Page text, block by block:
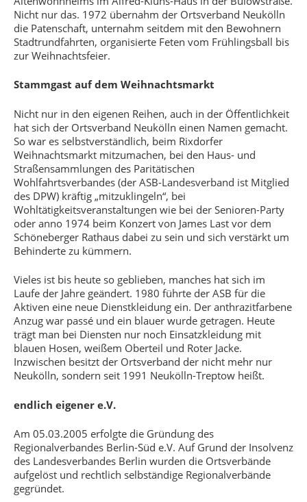
Nicht nur das. 1972 übernahm der Ortsverband Neukölln
die Patenschaft, unternahm seitdem mit den Bewohnern
Stadtrundfahrten, organisierte Feten vom Frühlingsball bis
zur Weihnachtsfeier.
Stammgast auf dem Weihnachtsmarkt
Nicht nur in den eigenen Reihen, auch in der Öffentlichkeit
hat sich der Ortsverband Neukölln einen Namen gemacht.
So war es selbstverständlich, beim Rixdorfer
Weihnachtsmarkt mitzumachen, bei den Haus- und
Straßensammlungen des Paritätischen
Wohlfahrtsverbandes (der ASB-Landesverband ist Mitglied
des DPW) kräftig „mitzuklingeln“, bei
Wohltätigkeitsveranstaltungen wie bei der Senioren-Party
oder anno 1974 beim Konzert von James Last vor dem
Schöneberger Rathaus dabei zu sein und sich verstärkt um
Behinderte zu kümmern.
Vieles ist bis heute so geblieben, manches hat sich im
Laufe der Jahre geändert. 1980 führte der ASB für die
Aktiven eine neue Dienstkleidung ein. Der anthrazitfarbene
Anzug war passé und ein blauer wurde getragen. Heute
trägt man bei Diensten nur noch Einsatzkleidung mit
blauen Hosen, weißem Oberteil und Roter Jacke.
Inzwischen besitzt der Ortsverband der nicht mehr nur
Neukölln, sondern seit 1991 Neukölln-Treptow heißt.
endlich eigener e.V.
Am 05.03.2005 erfolgte die Gründung des
Regionalverbandes Berlin-Süd e.V. Auf Grund der Insolvenz
des Landesverbandes Berlin wurden die Ortsverbände
aufgelöst und rechtlich selbständige Regionalverbände
gegründet.